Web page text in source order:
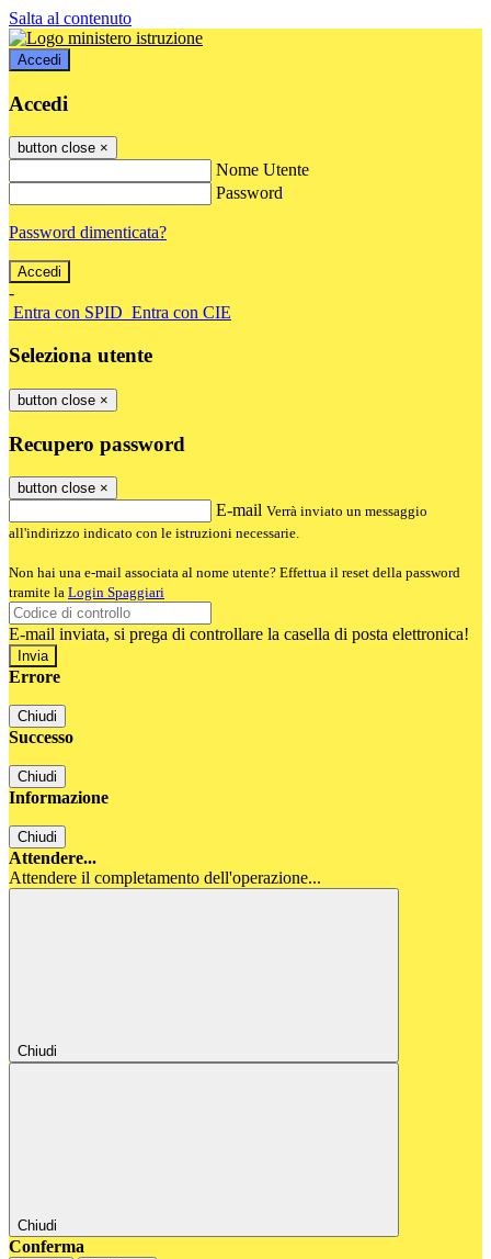
Salta al contenuto
Accedi
Accedi
button close ×
Nome Utente
Password
Password dimenticata?
-
Entra con SPID Entra con CIE
Seleziona utente
button close ×
Recupero password
button close ×
E-mail Verrà inviato un messaggio
all'indirizzo indicato con le istruzioni necessarie.
Non hai una e-mail associata al nome utente? Effettua il reset della password
tramite la Login Spaggiari
E-mail inviata, si prega di controllare la casella di posta elettronica!
Errore
Chiudi
Successo
Chiudi
Informazione
Chiudi
Attendere...
Attendere il completamento dell'operazione...
Chiudi
Chiudi
Conferma